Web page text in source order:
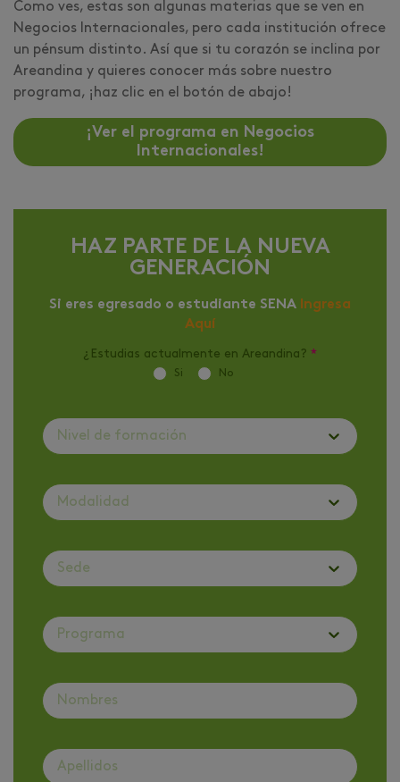
Como ves, estas son algunas materias que se ven en
Negocios Internacionales, pero cada institución ofrece
un pénsum distinto. Así que si tu corazón se inclina por
Areandina y quieres conocer más sobre nuestro
programa, ¡haz clic en el botón de abajo!
¡Ver el programa en Negocios
Internacionales!
HAZ PARTE DE LA NUEVA
GENERACIÓN
Si eres egresado o estudiante SENA Ingresa
Aquí
¿Estudias actualmente en Areandina? *
Si No
Nivel de formación
Modalidad
Sede
Programa